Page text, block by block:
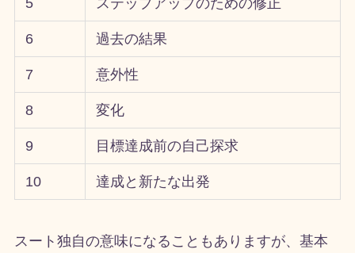
6 過去の結果
7 意外性
8 変化
9 目標達成前の自己探求
10 達成と新たな出発
スート独自の意味になることもありますが、基本